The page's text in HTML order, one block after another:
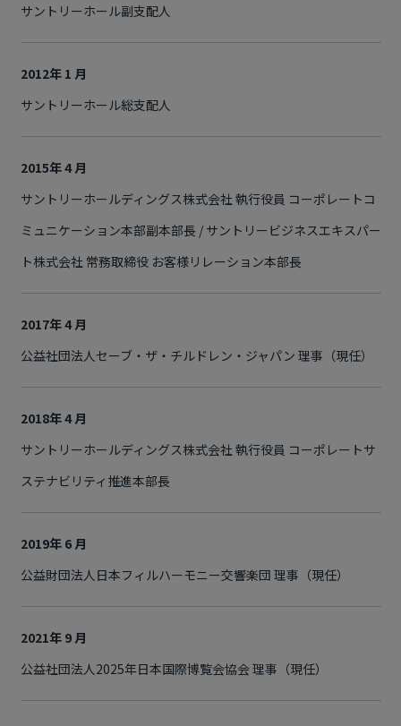
サントリーホール副支配人
2012年 1 月
サントリーホール総支配人
2015年 4 月
サントリーホールディングス株式会社 執行役員 コーポレートコ
ミュニケーション本部副本部長 / サントリービジネスエキスパー
ト株式会社 常務取締役 お客様リレーション本部長
2017年 4 月
公益社団法人セーブ・ザ・チルドレン・ジャパン 理事（現任）
2018年 4 月
サントリーホールディングス株式会社 執行役員 コーポレートサ
ステナビリティ推進本部長
2019年 6 月
公益財団法人日本フィルハーモニー交響楽団 理事（現任）
2021年 9 月
公益社団法人2025年日本国際博覧会協会 理事（現任）